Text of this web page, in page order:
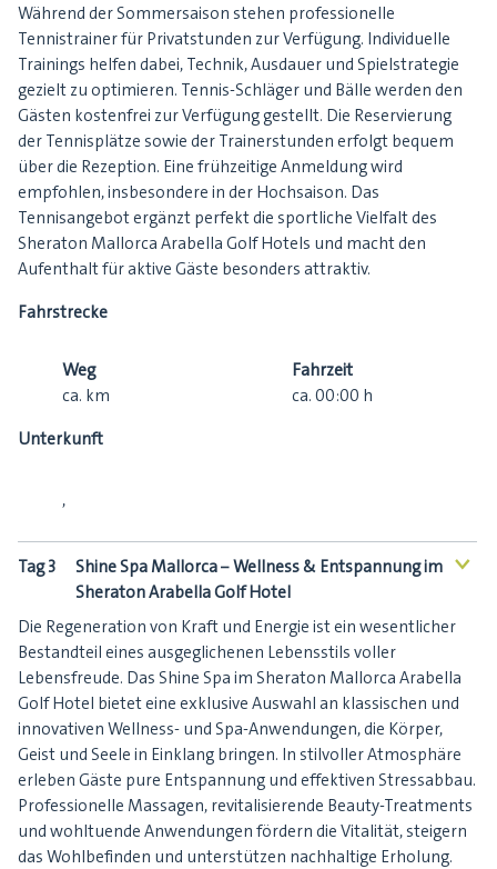
Während der Sommersaison stehen professionelle
Tennistrainer für Privatstunden zur Verfügung. Individuelle
Trainings helfen dabei, Technik, Ausdauer und Spielstrategie
gezielt zu optimieren. Tennis-Schläger und Bälle werden den
Gästen kostenfrei zur Verfügung gestellt. Die Reservierung
der Tennisplätze sowie der Trainerstunden erfolgt bequem
über die Rezeption. Eine frühzeitige Anmeldung wird
empfohlen, insbesondere in der Hochsaison. Das
Tennisangebot ergänzt perfekt die sportliche Vielfalt des
Sheraton Mallorca Arabella Golf Hotels und macht den
Aufenthalt für aktive Gäste besonders attraktiv.
Fahrstrecke
Weg
ca. km
Fahrzeit
ca. 00:00 h
Unterkunft
,
Tag 3
Shine Spa Mallorca – Wellness & Entspannung im
Sheraton Arabella Golf Hotel
<
Die Regeneration von Kraft und Energie ist ein wesentlicher
Bestandteil eines ausgeglichenen Lebensstils voller
Lebensfreude. Das Shine Spa im Sheraton Mallorca Arabella
Golf Hotel bietet eine exklusive Auswahl an klassischen und
innovativen Wellness- und Spa-Anwendungen, die Körper,
Geist und Seele in Einklang bringen. In stilvoller Atmosphäre
erleben Gäste pure Entspannung und effektiven Stressabbau.
Professionelle Massagen, revitalisierende Beauty-Treatments
und wohltuende Anwendungen fördern die Vitalität, steigern
das Wohlbefinden und unterstützen nachhaltige Erholung.